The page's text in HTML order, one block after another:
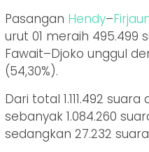
Pasangan Hendy–
urut 01 meraih 495.499
Fawait–Djoko unggul
(54,30%).
Dari total 1.111.492
sebanyak 1.084.260
sedangkan 27.232